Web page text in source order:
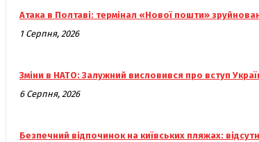
Атака в Полтаві: термінал «Нової пошти»
1 Серпня, 2026
Зміни в НАТО: Залужний висловився про вступ
6 Серпня, 2026
Безпечний відпочинок на київських пляжах: